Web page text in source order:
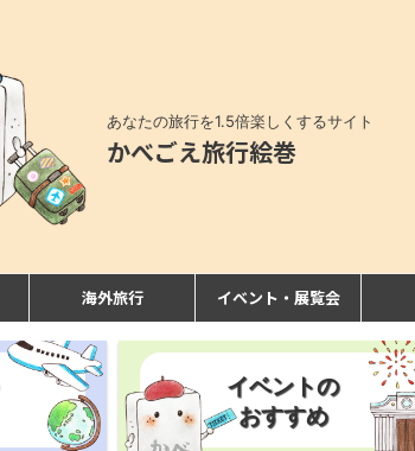
あなたの旅行を1.5倍楽しくするサイト
かべごえ旅行絵巻
海外旅行 イベント・展覧会
イベントの
おすすめ